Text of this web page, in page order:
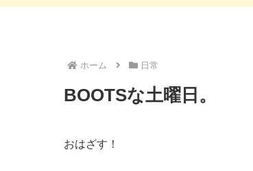
ホーム 日常
BOOTSな土曜日。
おはざす！